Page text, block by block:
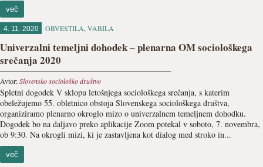
več
4. 11. 2020 OBVESTILA, VABILA
Univerzalni temeljni dohodek – plenarna OM sociološkega
srečanja 2020
Avtor:Slovensko sociološko društvo
Spletni dogodek V sklopu letošnjega sociološkega srečanja, s katerim
obeležujemo 55. obletnico obstoja Slovenskega sociološkega društva,
organiziramo plenarno okroglo mizo o univerzalnem temeljnem dohodku.
Dogodek bo na daljavo preko aplikacije Zoom potekal v soboto, 7. novembra,
ob 9:30. Na okrogli mizi, ki je zastavljena kot dialog med stroko in...
več